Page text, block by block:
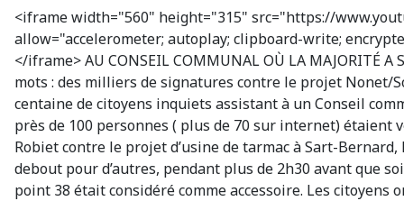
<iframe width="560" height="315" src="https://
allow="accelerometer; autoplay; clipboard-write;
</iframe> AU CONSEIL COMMUNAL OÙ LA MAJORITÉ A
mots : des milliers de signatures contre le projet Nonet/
centaine de citoyens inquiets assistant à un Conseil
près de 100 personnes ( plus de 70 sur internet)
Robiet contre le projet d’usine de tarmac à Sart-
debout pour d’autres, pendant plus de 2h30 avant que
point 38 était considéré comme accessoire. Les